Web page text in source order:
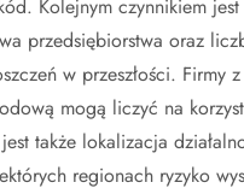
Kolejnym czynnikiem
przedsiębiorstwa oraz
w przeszłości. Firmy z
mogą liczyć na
także lokalizacja
regionach ryzyko